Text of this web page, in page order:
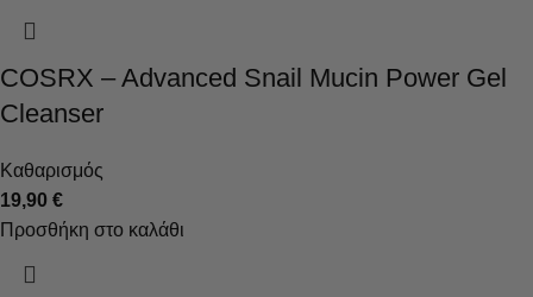
COSRX – Advanced Snail Mucin Power Gel
Cleanser
Καθαρισμός
19,90 €
Προσθήκη στο καλάθι